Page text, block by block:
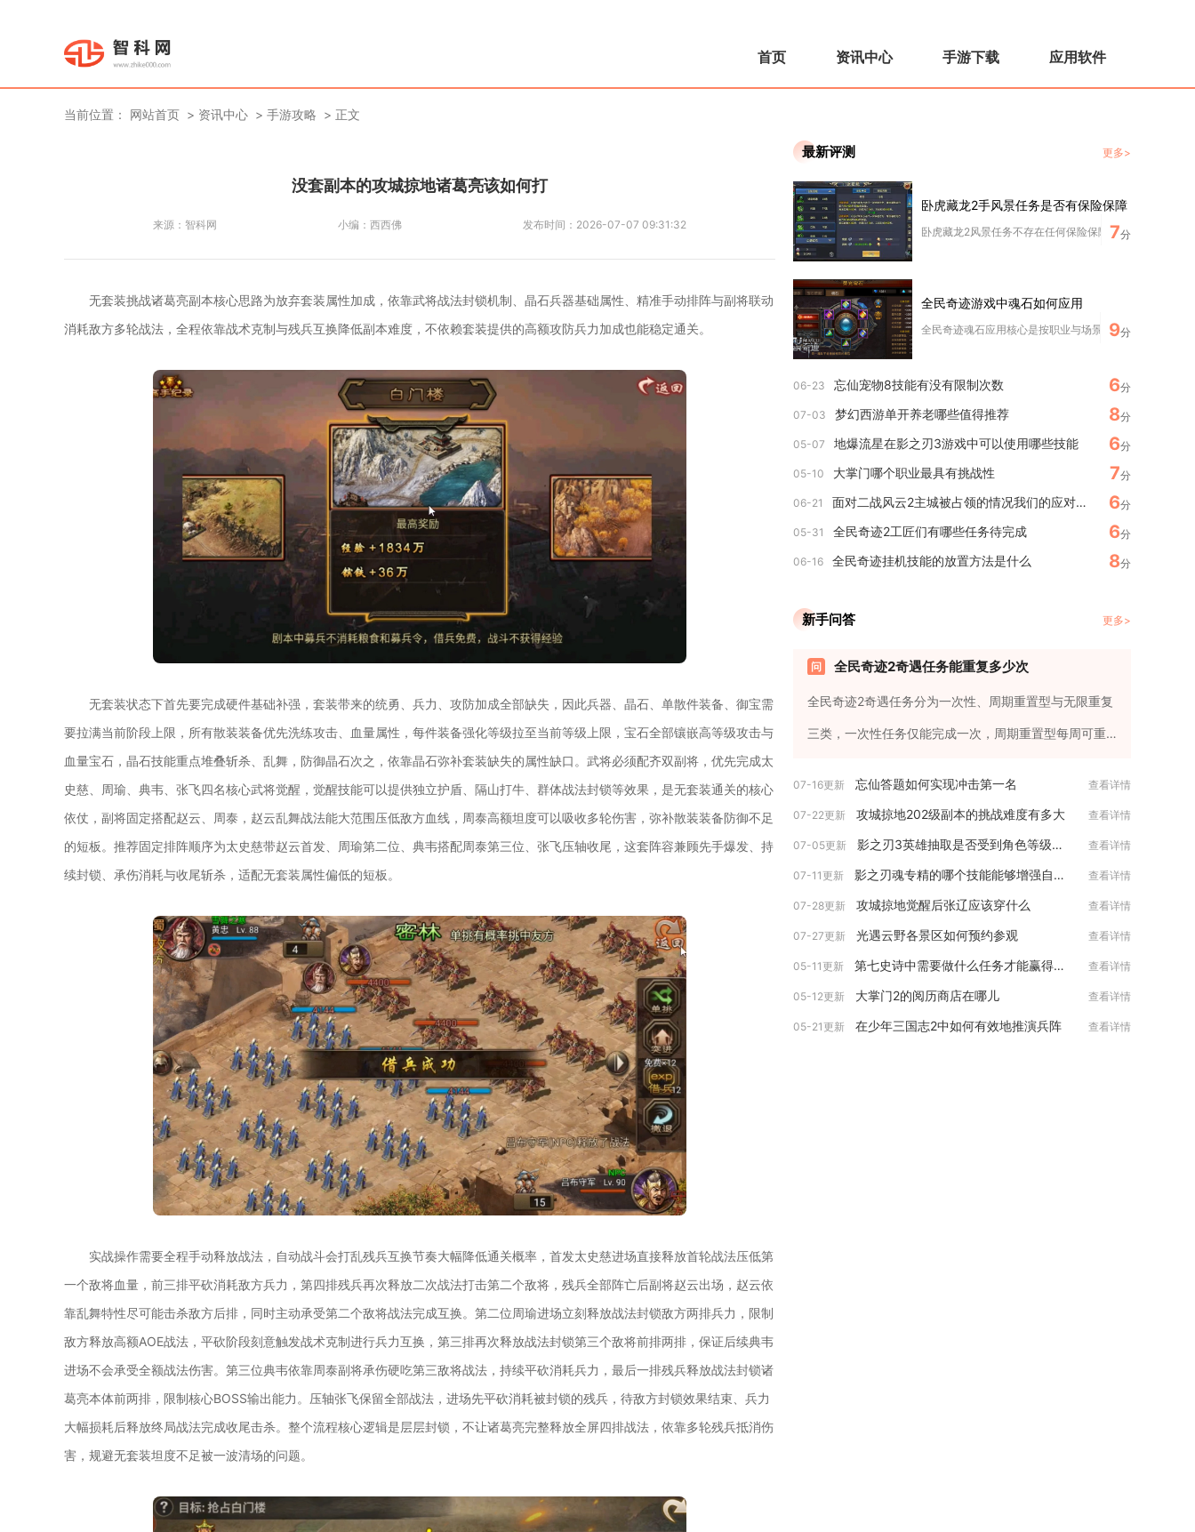
首页 资讯中心 手游下载 应用软件
当前位置： 网站首页 资讯中心 手游攻略 正文
没套副本的攻城掠地诸葛亮该如何打
来源： 智科网 小编： 西西佛 发布时间： 2026-07-07 09:31:32
无套装挑战诸葛亮副本核心思路为放弃套装属性加成，依靠武将战法封锁机制、晶石兵器基础属性、精准手动排阵与副将联动
消耗敌方多轮战法，全程依靠战术克制与残兵互换降低副本难度，不依赖套装提供的高额攻防兵力加成也能稳定通关。
无套装状态下首先要完成硬件基础补强，套装带来的统勇、兵力、攻防加成全部缺失，因此兵器、晶石、单散件装备、御宝需
要拉满当前阶段上限，所有散装装备优先洗练攻击、血量属性，每件装备强化等级拉至当前等级上限，宝石全部镶嵌高等级攻击与
血量宝石，晶石技能重点堆叠斩杀、乱舞，防御晶石次之，依靠晶石弥补套装缺失的属性缺口。武将必须配齐双副将，优先完成太
史慈、周瑜、典韦、张飞四名核心武将觉醒，觉醒技能可以提供独立护盾、隔山打牛、群体战法封锁等效果，是无套装通关的核心
依仗，副将固定搭配赵云、周泰，赵云乱舞战法能大范围压低敌方血线，周泰高额坦度可以吸收多轮伤害，弥补散装装备防御不足
的短板。推荐固定排阵顺序为太史慈带赵云首发、周瑜第二位、典韦搭配周泰第三位、张飞压轴收尾，这套阵容兼顾先手爆发、持
续封锁、承伤消耗与收尾斩杀，适配无套装属性偏低的短板。
实战操作需要全程手动释放战法，自动战斗会打乱残兵互换节奏大幅降低通关概率，首发太史慈进场直接释放首轮战法压低第
一个敌将血量，前三排平砍消耗敌方兵力，第四排残兵再次释放二次战法打击第二个敌将，残兵全部阵亡后副将赵云出场，赵云依
靠乱舞特性尽可能击杀敌方后排，同时主动承受第二个敌将战法完成互换。第二位周瑜进场立刻释放战法封锁敌方两排兵力，限制
敌方释放高额AOE战法，平砍阶段刻意触发战术克制进行兵力互换，第三排再次释放战法封锁第三个敌将前排两排，保证后续典韦
进场不会承受全额战法伤害。第三位典韦依靠周泰副将承伤硬吃第三敌将战法，持续平砍消耗兵力，最后一排残兵释放战法封锁诸
葛亮本体前两排，限制核心BOSS输出能力。压轴张飞保留全部战法，进场先平砍消耗被封锁的残兵，待敌方封锁效果结束、兵力
大幅损耗后释放终局战法完成收尾击杀。整个流程核心逻辑是层层封锁，不让诸葛亮完整释放全屏四排战法，依靠多轮残兵抵消伤
害，规避无套装坦度不足被一波清场的问题。
最新评测 更多>
卧虎藏龙2手风景任务是否有保险保障
卧虎藏龙2风景任务不存在任何保险保障相关机制，全程
7分
全民奇迹游戏中魂石如何应用
全民奇迹魂石应用核心是按职业与场景选元素、凑组合、
9分
06-23 忘仙宠物8技能有没有限制次数 6分
07-03 梦幻西游单开养老哪些值得推荐 8分
05-07 地爆流星在影之刃3游戏中可以使用哪些技能 6分
05-10 大掌门哪个职业最具有挑战性 7分
06-21 面对二战风云2主城被占领的情况我们的应对方式有哪些 6分
05-31 全民奇迹2工匠们有哪些任务待完成 6分
06-16 全民奇迹挂机技能的放置方法是什么 8分
新手问答 更多>
全民奇迹2奇遇任务能重复多少次
全民奇迹2奇遇任务分为一次性、周期重置型与无限重复
三类，一次性任务仅能完成一次，周期重置型每周可重
07-16更新 忘仙答题如何实现冲击第一名 查看详情
07-22更新 攻城掠地202级副本的挑战难度有多大 查看详情
07-05更新 影之刃3英雄抽取是否受到角色等级限制 查看详情
07-11更新 影之刃魂专精的哪个技能能够增强自身的生命值 查看详情
07-28更新 攻城掠地觉醒后张辽应该穿什么 查看详情
07-27更新 光遇云野各景区如何预约参观 查看详情
05-11更新 第七史诗中需要做什么任务才能赢得勇猛徽章 查看详情
05-12更新 大掌门2的阅历商店在哪儿 查看详情
05-21更新 在少年三国志2中如何有效地推演兵阵 查看详情